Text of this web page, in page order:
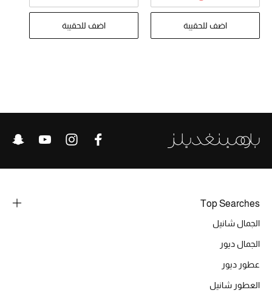
تشكيلة الأعراس
جميع الأحذية النسائية
جميع الإكسسورات النسائية
تسوقوا للنساء
اضف للحقيبة اضف للحقيبة
Top Searches
الجمال شانيل
الجمال ديور
عطور ديور
العطور شانيل